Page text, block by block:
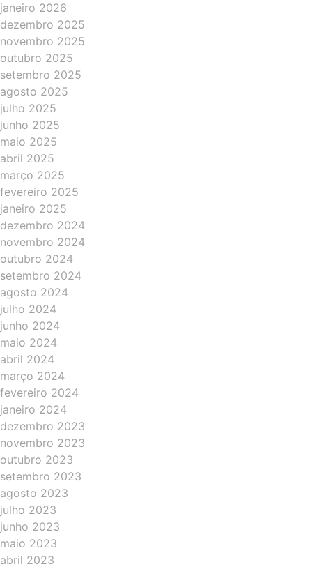
janeiro 2026
dezembro 2025
novembro 2025
outubro 2025
setembro 2025
agosto 2025
julho 2025
junho 2025
maio 2025
abril 2025
março 2025
fevereiro 2025
janeiro 2025
dezembro 2024
novembro 2024
outubro 2024
setembro 2024
agosto 2024
julho 2024
junho 2024
maio 2024
abril 2024
março 2024
fevereiro 2024
janeiro 2024
dezembro 2023
novembro 2023
outubro 2023
setembro 2023
agosto 2023
julho 2023
junho 2023
maio 2023
abril 2023